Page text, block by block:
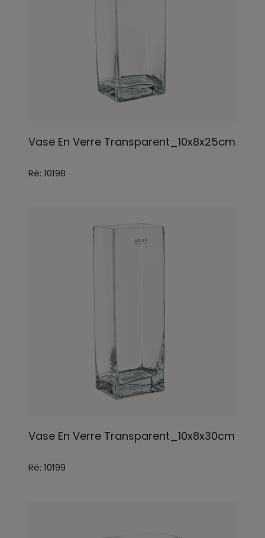
Vase En Verre Transparent_10x8x25cm
Ré: 10198
Vase En Verre Transparent_10x8x30cm
Ré: 10199